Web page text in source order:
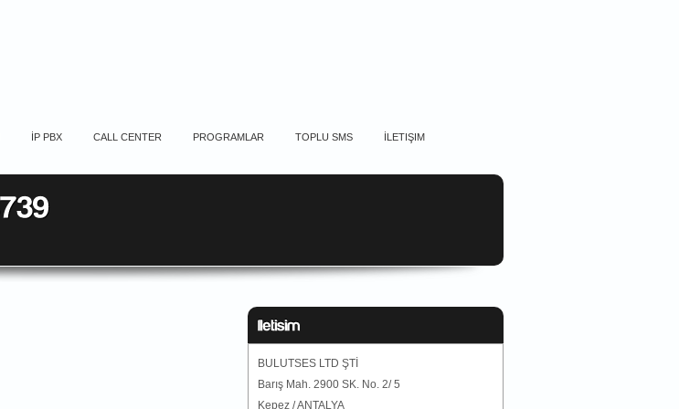
İP PBX CALL CENTER PROGRAMLAR TOPLU SMS İLETIŞIM
BULUTSES LTD ŞTİ
Barış Mah. 2900 SK. No. 2/ 5
Kepez / ANTALYA